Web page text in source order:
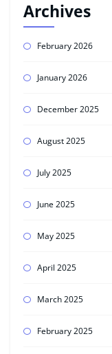
Archives
February 2026
January 2026
December 2025
August 2025
July 2025
June 2025
May 2025
April 2025
March 2025
February 2025